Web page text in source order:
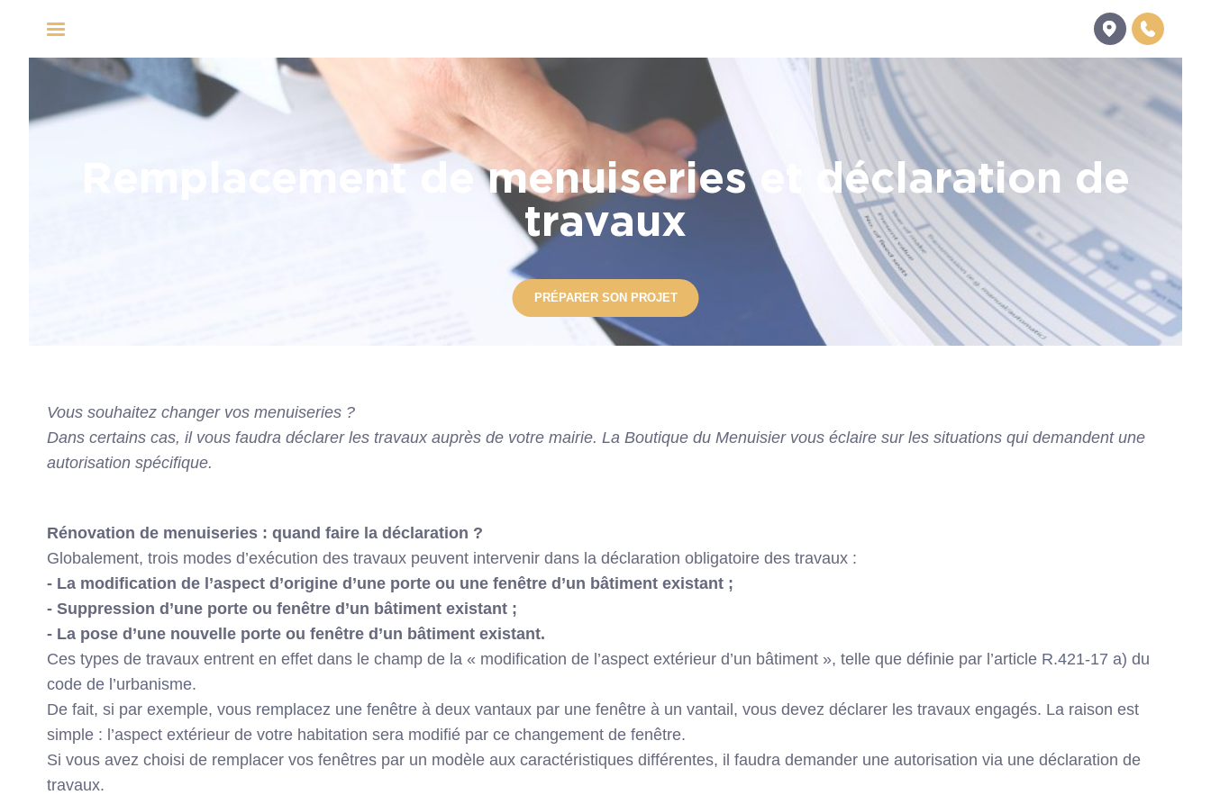
Remplacement de menuiseries et déclaration de
travaux
PRÉPARER SON PROJET
Vous souhaitez changer vos menuiseries ?
Dans certains cas, il vous faudra déclarer les travaux auprès de votre mairie. La Boutique du Menuisier vous éclaire sur les situations qui demandent une
autorisation spécifique.
Rénovation de menuiseries : quand faire la déclaration ?
Globalement, trois modes d’exécution des travaux peuvent intervenir dans la déclaration obligatoire des travaux :
- La modification de l’aspect d’origine d’une porte ou une fenêtre d’un bâtiment existant ;
- Suppression d’une porte ou fenêtre d’un bâtiment existant ;
- La pose d’une nouvelle porte ou fenêtre d’un bâtiment existant.
Ces types de travaux entrent en effet dans le champ de la « modification de l’aspect extérieur d’un bâtiment », telle que définie par l’article R.421-17 a) du
code de l’urbanisme.
De fait, si par exemple, vous remplacez une fenêtre à deux vantaux par une fenêtre à un vantail, vous devez déclarer les travaux engagés. La raison est
simple : l’aspect extérieur de votre habitation sera modifié par ce changement de fenêtre.
Si vous avez choisi de remplacer vos fenêtres par un modèle aux caractéristiques différentes, il faudra demander une autorisation via une déclaration de
travaux.